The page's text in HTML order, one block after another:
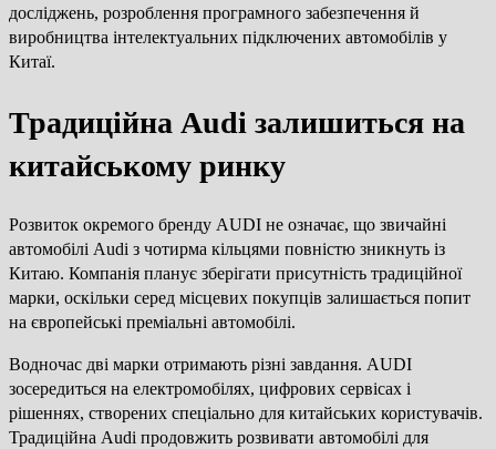
досліджень, розроблення програмного забезпечення й
виробництва інтелектуальних підключених автомобілів у
Китаї.
Традиційна Audi залишиться на
китайському ринку
Розвиток окремого бренду AUDI не означає, що звичайні
автомобілі Audi з чотирма кільцями повністю зникнуть із
Китаю. Компанія планує зберігати присутність традиційної
марки, оскільки серед місцевих покупців залишається попит
на європейські преміальні автомобілі.
Водночас дві марки отримають різні завдання. AUDI
зосередиться на електромобілях, цифрових сервісах і
рішеннях, створених спеціально для китайських користувачів.
Традиційна Audi продовжить розвивати автомобілі для